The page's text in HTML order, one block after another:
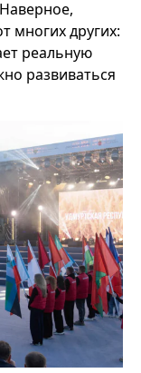
многих других:
реальную
развиваться